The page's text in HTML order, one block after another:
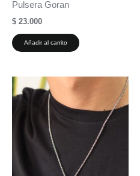
Pulsera Goran
$ 23.000
Añadir al carrito